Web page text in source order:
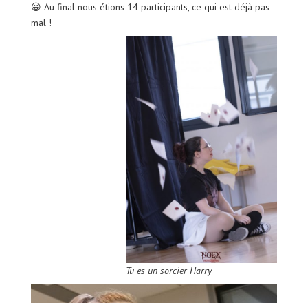
😀 Au final nous étions 14 participants, ce qui est déjà pas
mal !
Tu es un sorcier Harry